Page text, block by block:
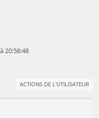
20:58:48
ACTIONS DE L'UTILISATEUR